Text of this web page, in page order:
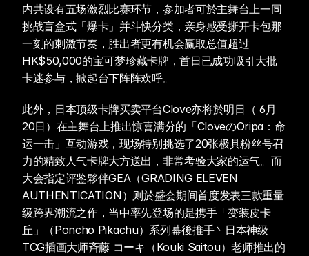
内共设有五场激烈比赛环节，参加者可於主舞台上一同
挑战盲盒式「爆卡」并斗快分类，亲身感受撕开卡包那
一刻的刺激节奏，胜出者更有机会赢取总值超过
HK$50,000的宝可梦珍藏卡牌，首日已成功吸引大批
卡迷参与，掀起台下阵阵欢呼。
此外，日本顶级卡牌买卖平台Clove亦将於明日（ 6月
20日）在主舞台上推出惊喜满分的「CloveのOripa：命
运一击」互动游戏，现场特别挑选了20张极具粉丝号召
力的精致人气卡牌大方送出，非常考验大家的运气。而
大会指定评鉴夥伴GEA（GRADING ELEVEN
AUTHENTICATION）则於盛会期间首度发表三款重量
级跨界潮流之作，当中率先登场的是携手「变装皮卡
丘」（Poncho Pikachu）系列幕後推手丶日本神级
TCG插画大师斉藤 コーキ（Kouki Saitou）老师推出的